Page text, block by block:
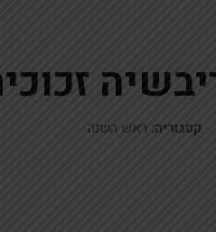
26.7דיבשיה זכוכית 26.7דיבשיה זכוכית ענבר
קטגוריה: ראש השנה